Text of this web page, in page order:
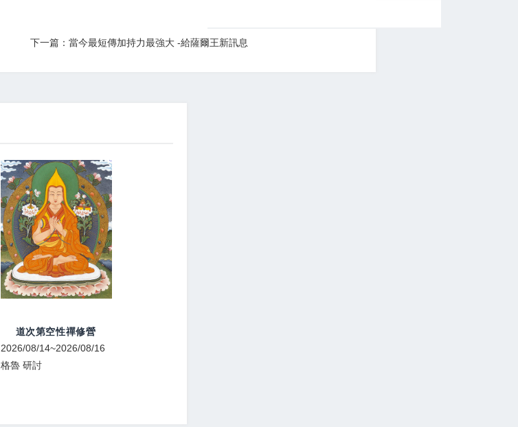
下一篇：當今最短傳加持力最強大 -給薩爾王新訊息
道次第空性禪修營
2026/08/14~2026/08/16
格魯 研討